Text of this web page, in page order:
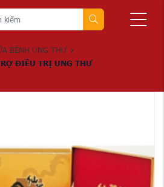
BỆNH UNG THƯ
ĐIỀU TRỊ UNG THƯ